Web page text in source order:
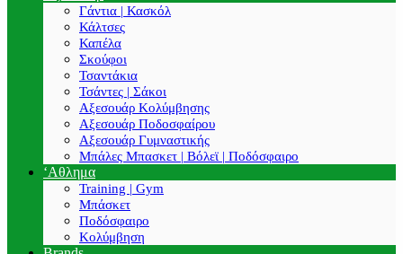
Γάντια | Κασκόλ
Κάλτσες
Καπέλα
Σκούφοι
Τσαντάκια
Τσάντες | Σάκοι
Αξεσουάρ Κολύμβησης
Αξεσουάρ Ποδοσφαίρου
Αξεσουάρ Γυμναστικής
Μπάλες Μπασκετ | Βόλεϊ | Ποδόσφαιρο
‘Αθλημα
Training | Gym
Μπάσκετ
Ποδόσφαιρο
Κολύμβηση